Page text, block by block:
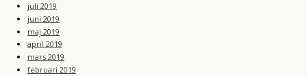
juli 2019
juni 2019
maj 2019
april 2019
mars 2019
februari 2019